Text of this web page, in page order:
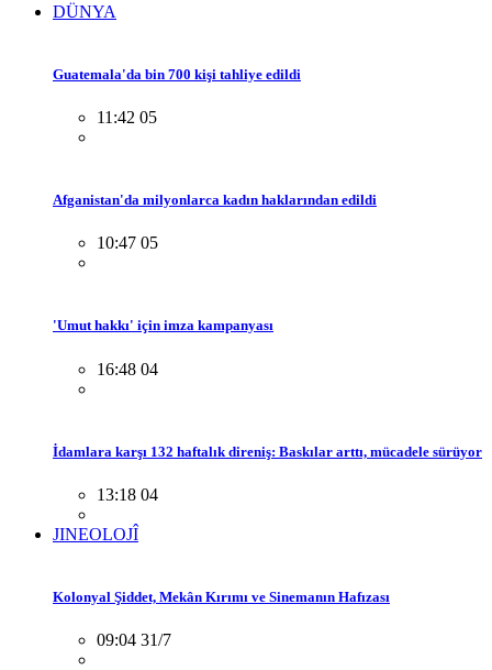
DÜNYA
Guatemala'da bin 700 kişi tahliye edildi
11:42 05
Afganistan'da milyonlarca kadın haklarından edildi
10:47 05
'Umut hakkı' için imza kampanyası
16:48 04
İdamlara karşı 132 haftalık direniş: Baskılar arttı, mücadele sürüyor
13:18 04
JINEOLOJÎ
Kolonyal Şiddet, Mekân Kırımı ve Sinemanın Hafızası
09:04 31/7